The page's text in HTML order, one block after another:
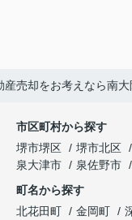
産売却をお考えなら南
市区町村から探す
堺市堺区
堺市北区
泉大津市
泉佐野市
町名から探す
北花田町
金岡町